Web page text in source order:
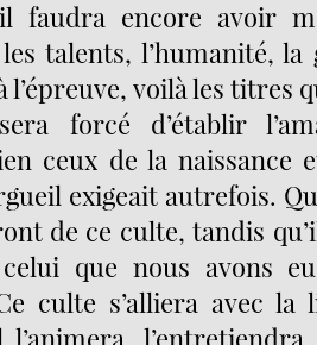
faudra encore avoir
talents, l’humanité, la
l’épreuve, voilà les titres
forcé d’établir
ceux de la naissance
exigeait autrefois.
de ce culte, tandis
que nous avons
culte s’alliera avec la